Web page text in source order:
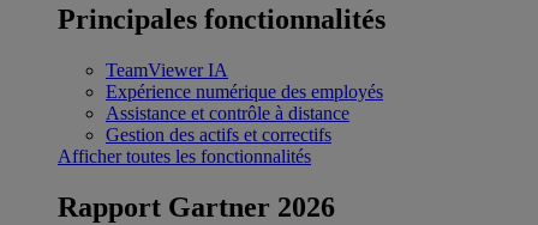
Principales fonctionnalités
TeamViewer IA
Expérience numérique des employés
Assistance et contrôle à distance
Gestion des actifs et correctifs
Afficher toutes les fonctionnalités
Rapport Gartner 2026